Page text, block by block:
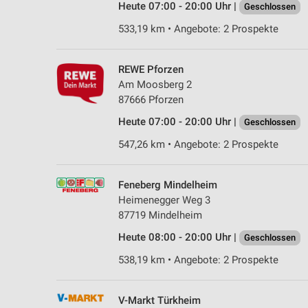
Heute 07:00 - 20:00 Uhr | Geschlossen
533,19 km • Angebote: 2 Prospekte
REWE Pforzen
Am Moosberg 2
87666 Pforzen
Heute 07:00 - 20:00 Uhr |
Geschlossen
547,26 km • Angebote: 2 Prospekte
Feneberg Mindelheim
Heimenegger Weg 3
87719 Mindelheim
Heute 08:00 - 20:00 Uhr |
Geschlossen
538,19 km • Angebote: 2 Prospekte
V-Markt Türkheim